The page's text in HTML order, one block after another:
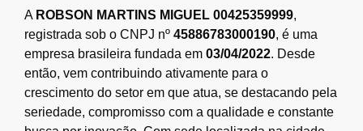
A ROBSON MARTINS MIGUEL 00425359999,
registrada sob o CNPJ nº 45886783000190, é uma
empresa brasileira fundada em 03/04/2022. Desde
então, vem contribuindo ativamente para o
crescimento do setor em que atua, se destacando pela
seriedade, compromisso com a qualidade e constante